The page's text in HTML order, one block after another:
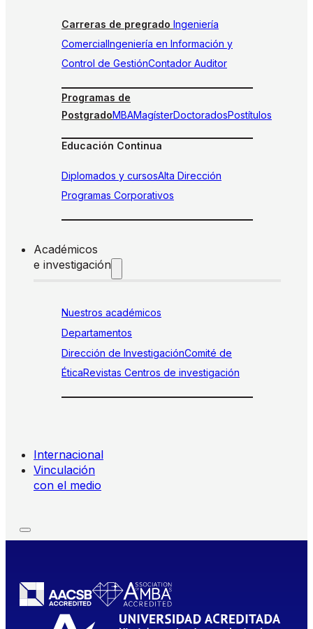
Carreras de pregrado Ingeniería
ComercialIngeniería en Información y
Control de GestiónContador Auditor
Programas de
PostgradoMBAMagísterDoctoradosPostítulos
Educación Continua
Diplomados y cursosAlta Dirección
Programas Corporativos
Académicos
e investigación
Nuestros académicos
Departamentos
Dirección de InvestigaciónComité de
ÉticaRevistas Centros de investigación
Internacional
Vinculación
con el medio